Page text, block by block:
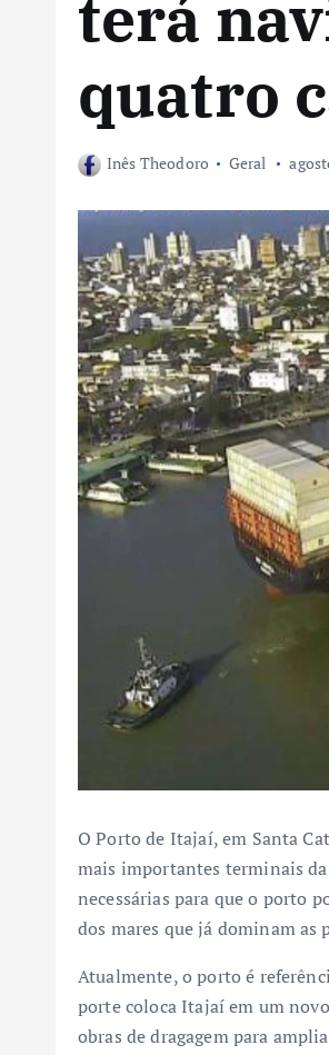
terá
quatro
Inês Theodoro Geral
O Porto de Itajaí, em Santa
mais importantes terminais da
necessárias para que o porto
dos mares que já dominam
Atualmente, o porto é
porte coloca Itajaí em um
obras de dragagem para